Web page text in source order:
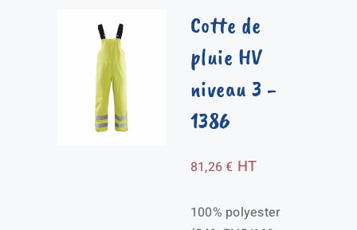
Cotte de
pluie HV
niveau 3 -
1386
81,26€ HT
100% polyester